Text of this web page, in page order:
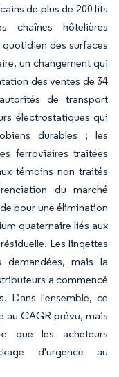
de plus de 200 lits
chaînes hôtelières
des surfaces
un changement qui
des ventes de 34
de transport
électrostatiques qui
durables ; les
ferroviaires traitées
témoins non traités
du marché
pour une élimination
quaternaire liés aux
Les lingettes
demandées, mais la
a commencé
Dans l'ensemble, ce
au CAGR prévu, mais
que les acheteurs
d'urgence au